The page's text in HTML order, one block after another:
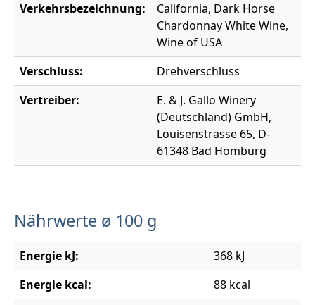
Verkehrsbezeichnung:
California, Dark Horse
Chardonnay White Wine,
Wine of USA
Verschluss:
Drehverschluss
Vertreiber:
E. & J. Gallo Winery
(Deutschland) GmbH,
Louisenstrasse 65, D-
61348 Bad Homburg
Nährwerte ø 100 g
Energie kJ:
368 kJ
Energie kcal:
88 kcal